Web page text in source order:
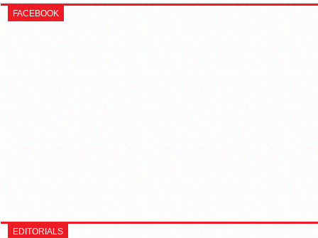
FACEBOOK
EDITORIALS